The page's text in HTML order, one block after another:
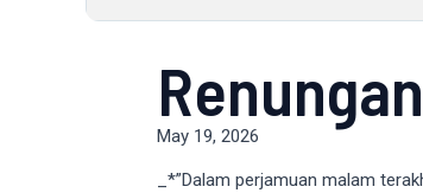
May 19, 2026
_*”Dalam perjamuan malam